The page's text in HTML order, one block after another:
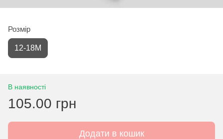
Розмір
12-18М
В наявності
105.00 грн
Додати в кошик